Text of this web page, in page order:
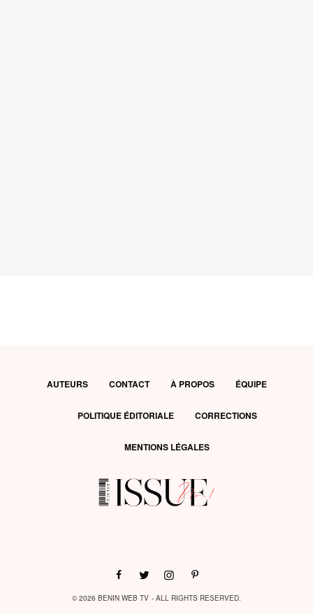
AUTEURS CONTACT À PROPOS ÉQUIPE
POLITIQUE ÉDITORIALE CORRECTIONS
MENTIONS LÉGALES
© 2026 BENIN WEB TV - ALL RIGHTS RESERVED.